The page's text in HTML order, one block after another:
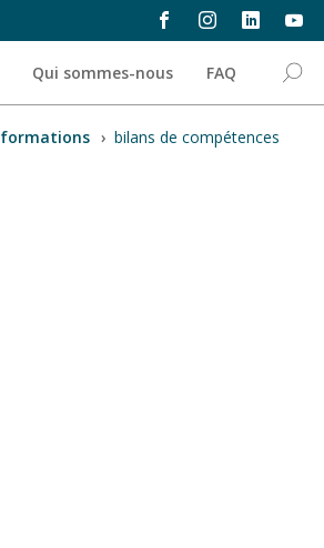
Qui sommes-nous FAQ
formations › bilans de compétences